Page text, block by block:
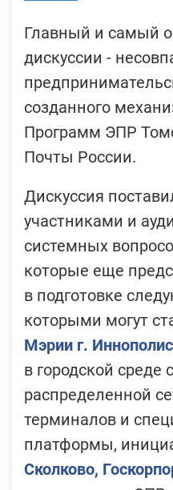
Главный и самый
дискуссии -
созданного
Программ ЭПР
Почты России.
Дискуссия
участниками и
системных
которые еще
в подготовке
которыми могут
Мэрии г. Иннополис
в городской среде
распределенной
терминалов и
платформы,
Сколково,